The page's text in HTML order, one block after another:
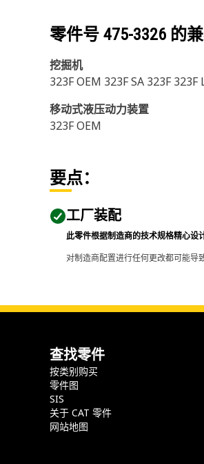
零件号 475-3326 的
挖掘机
323F OEM 323F SA 323F 323F
移动式液压动力装置
323F OEM
要点：
工厂装配
此零件根据制造商的技术规格精心设
对制造商配置进行任何更改都可能导
查找零件
按类别购买
零件图
SIS
关于 CAT 零件
网站地图